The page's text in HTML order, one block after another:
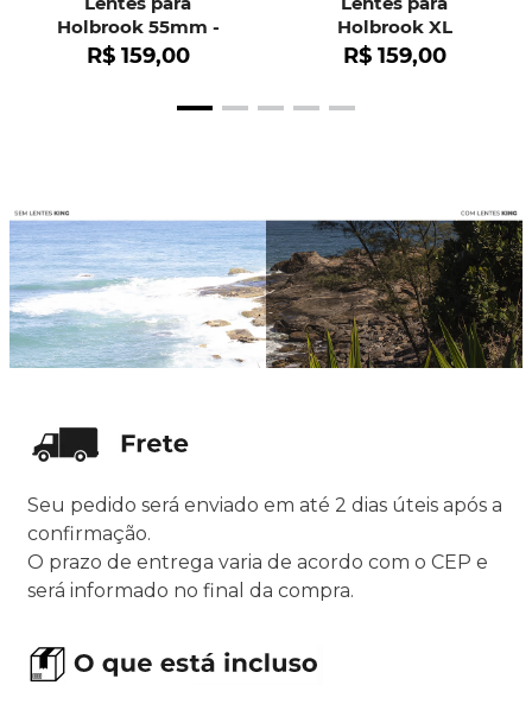
Holbrook 55mm -
OO9102
R$ 159,00
Holbrook XL
R$ 159,00
Seu pedido será enviado em até 2 dias úteis após a
confirmação.
O prazo de entrega varia de acordo com o CEP e
será informado no final da compra.